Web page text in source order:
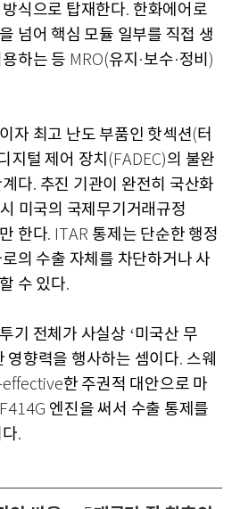
식으로 탑재한다. 한화에어로
넘어 핵심 모듈 일부를 직접 생
하는 등 MRO(유지 ·보수·정비 )
자 최고 난도 부품인 핫섹션(터
지털 제어 장치 (FADEC)의 불완
다. 추진 기관이 완전히 국산화
미국의 국제무기거래규정
한다. ITAR 통제는 단순한 행정
의 수출 자체를 차단하거나 사
수 있다.
기 전체가 사실상 ‘미국산 무
영향력을 행사하는 셈이다. 스웨
한 주권적 대안으로 마
F414G 엔진을 써서 수출 통제를
.